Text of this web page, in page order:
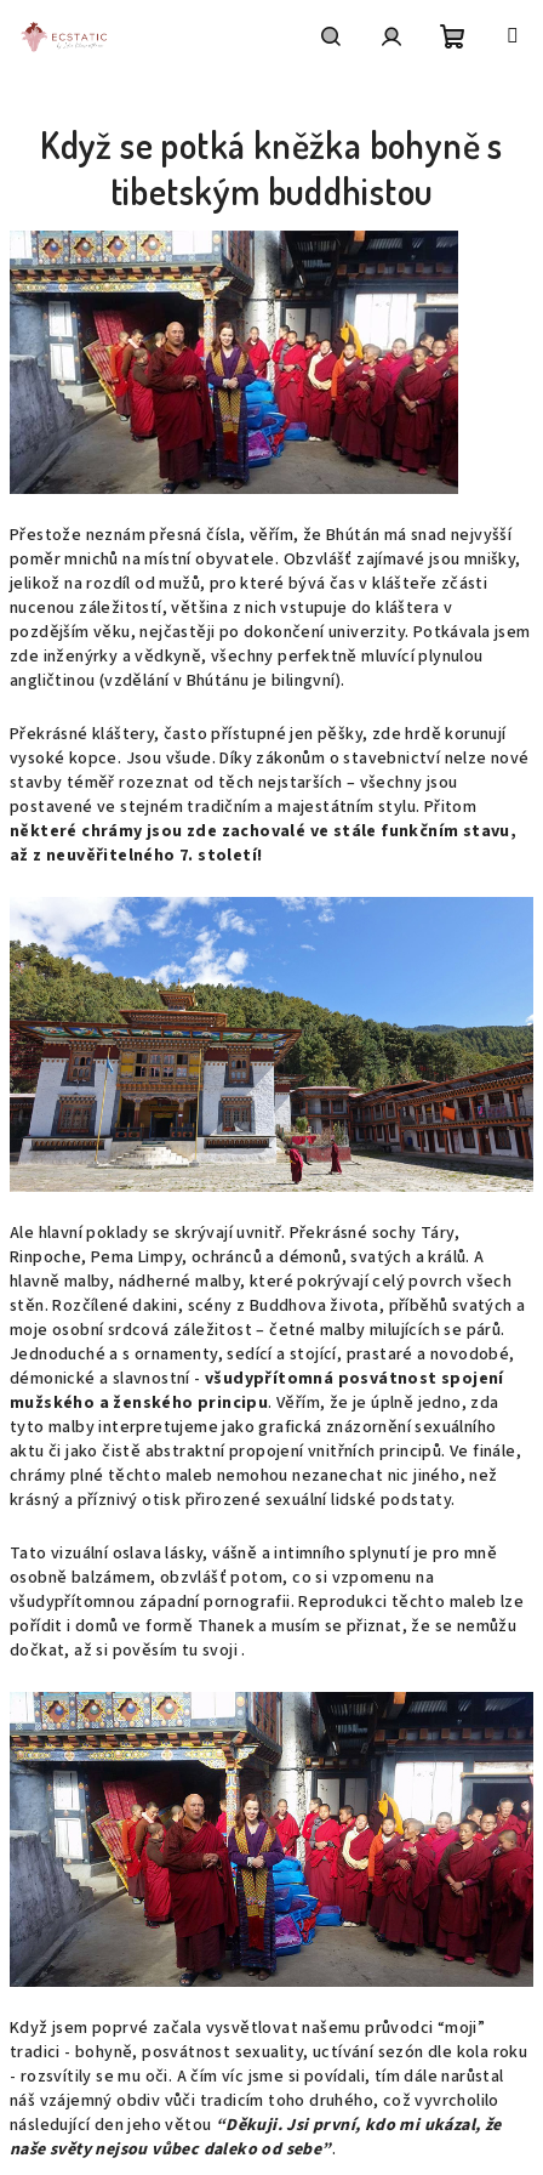
obsah
košík
Když se potká kněžka bohyně s
tibetským buddhistou
Přestože neznám přesná čísla, věřím, že Bhútán má snad nejvyšší
poměr mnichů na místní obyvatele. Obzvlášť zajímavé jsou mnišky,
jelikož na rozdíl od mužů, pro které bývá čas v klášteře zčásti
nucenou záležitostí, většina z nich vstupuje do kláštera v
pozdějším věku, nejčastěji po dokončení univerzity. Potkávala jsem
zde inženýrky a vědkyně, všechny perfektně mluvící plynulou
angličtinou (vzdělání v Bhútánu je bilingvní).
Překrásné kláštery, často přístupné jen pěšky, zde hrdě korunují
vysoké kopce. Jsou všude. Díky zákonům o stavebnictví nelze nové
stavby téměř rozeznat od těch nejstarších – všechny jsou
postavené ve stejném tradičním a majestátním stylu. Přitom
některé chrámy jsou zde zachovalé ve stále funkčním stavu,
až z neuvěřitelného 7. století!
Ale hlavní poklady se skrývají uvnitř. Překrásné sochy Táry,
Rinpoche, Pema Limpy, ochránců a démonů, svatých a králů. A
hlavně malby, nádherné malby, které pokrývají celý povrch všech
stěn. Rozčílené dakini, scény z Buddhova života, příběhů svatých a
moje osobní srdcová záležitost – četné malby milujících se párů.
Jednoduché a s ornamenty, sedící a stojící, prastaré a novodobé,
démonické a slavnostní - všudypřítomná posvátnost spojení
mužského a ženského principu. Věřím, že je úplně jedno, zda
tyto malby interpretujeme jako grafická znázornění sexuálního
aktu či jako čistě abstraktní propojení vnitřních principů. Ve finále,
chrámy plné těchto maleb nemohou nezanechat nic jiného, než
krásný a příznivý otisk přirozené sexuální lidské podstaty.
Tato vizuální oslava lásky, vášně a intimního splynutí je pro mně
osobně balzámem, obzvlášť potom, co si vzpomenu na
všudypřítomnou západní pornografii. Reprodukci těchto maleb lze
pořídit i domů ve formě Thanek a musím se přiznat, že se nemůžu
dočkat, až si pověsím tu svoji .
Když jsem poprvé začala vysvětlovat našemu průvodci “moji”
tradici - bohyně, posvátnost sexuality, uctívání sezón dle kola roku
- rozsvítily se mu oči. A čím víc jsme si povídali, tím dále narůstal
náš vzájemný obdiv vůči tradicím toho druhého, což vyvrcholilo
následující den jeho větou “Děkuji. Jsi první, kdo mi ukázal, že
naše světy nejsou vůbec daleko od sebe”.